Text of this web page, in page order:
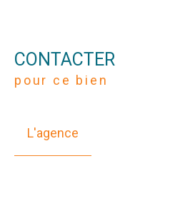
CONTACTER
pour ce bien
L'agence